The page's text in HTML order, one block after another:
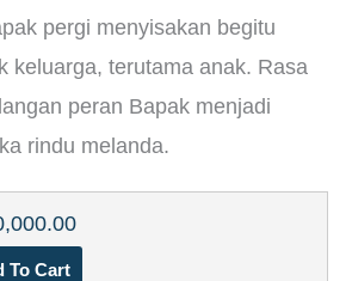
pergi menyisakan begitu
keluarga, terutama anak. Rasa
peran Bapak menjadi
rindu melanda.
To Cart